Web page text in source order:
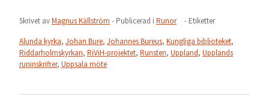
Skrivet avMagnus Källström - Publicerad i Runor
- Etiketter
Alunda kyrka, Johan Bure, Johannes Bureus, Kungliga biblioteket,
Riddarholmskyrkan, RiViH-projektet, Runsten, Uppland, Upplands
runinskrifter, Uppsala möte